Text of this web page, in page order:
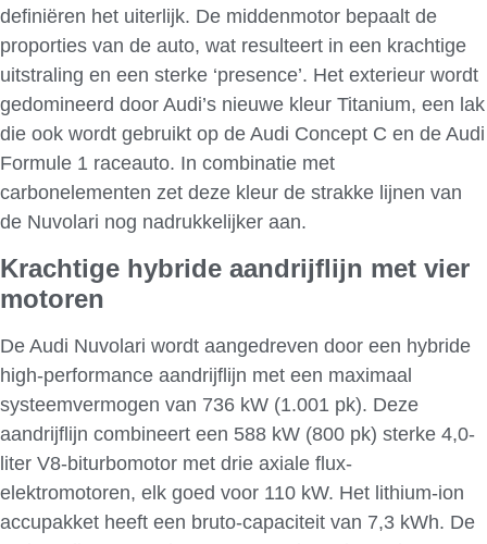
definiëren het uiterlijk. De middenmotor bepaalt de
proporties van de auto, wat resulteert in een krachtige
uitstraling en een sterke ‘presence’. Het exterieur wordt
gedomineerd door Audi’s nieuwe kleur Titanium, een lak
die ook wordt gebruikt op de Audi Concept C en de Audi
Formule 1 raceauto. In combinatie met
carbonelementen zet deze kleur de strakke lijnen van
de Nuvolari nog nadrukkelijker aan.
Krachtige hybride aandrijflijn met vier
motoren
De Audi Nuvolari wordt aangedreven door een hybride
high-performance aandrijflijn met een maximaal
systeemvermogen van 736 kW (1.001 pk). Deze
aandrijflijn combineert een 588 kW (800 pk) sterke 4,0-
liter V8-biturbomotor met drie axiale flux-
elektromotoren, elk goed voor 110 kW. Het lithium-ion
accupakket heeft een bruto-capaciteit van 7,3 kWh. De